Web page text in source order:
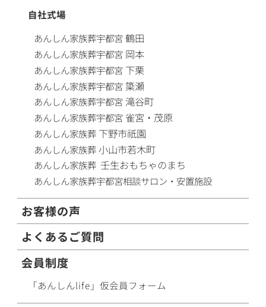
自社式場
あんしん家族葬宇都宮鶴田
あんしん家族葬宇都宮 岡本
あんしん家族葬宇都宮 下栗
あんしん家族葬宇都宮 簗瀬
あんしん家族葬宇都宮 滝谷町
あんしん家族葬宇都宮 雀宮・茂原
あんしん家族葬 下野市祇園
あんしん家族葬小山市若木町
あんしん家族葬 壬生おもちゃのまち
あんしん家族葬宇都宮相談サロン・安置施設
お客様の声
よくあるご質問
会員制度
「あんしんlife」仮会員フォーム